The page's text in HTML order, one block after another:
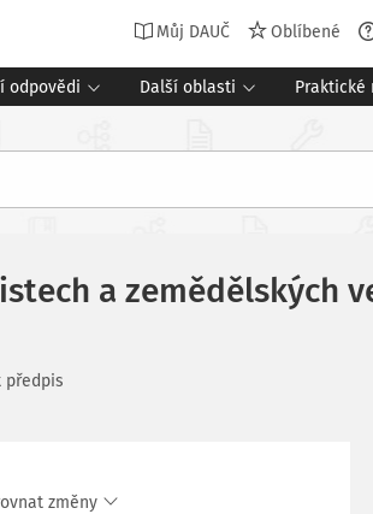
Můj DAUČ Oblíbené
odpovědi Další oblasti Praktické
a zemědělských
předpis
změny